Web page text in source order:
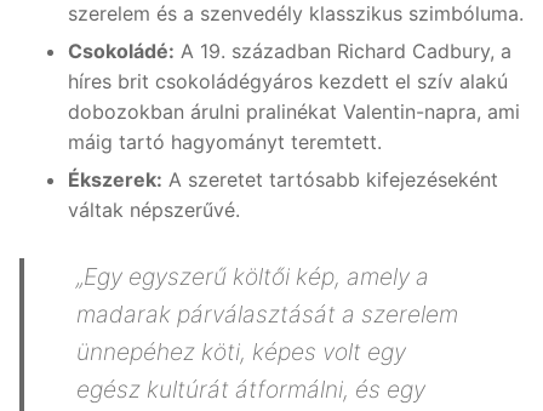
szerelem és a szenvedély klasszikus szimbóluma.
Csokoládé: A 19. században Richard Cadbury, a
híres brit csokoládégyáros kezdett el szív alakú
dobozokban árulni pralinékat Valentin-napra, ami
máig tartó hagyományt teremtett.
Ékszerek: A szeretet tartósabb kifejezéseként
váltak népszerűvé.
„Egy egyszerű költői kép, amely a
madarak párválasztását a szerelem
ünnepéhez köti, képes volt egy
egész kultúrát átformálni, és egy